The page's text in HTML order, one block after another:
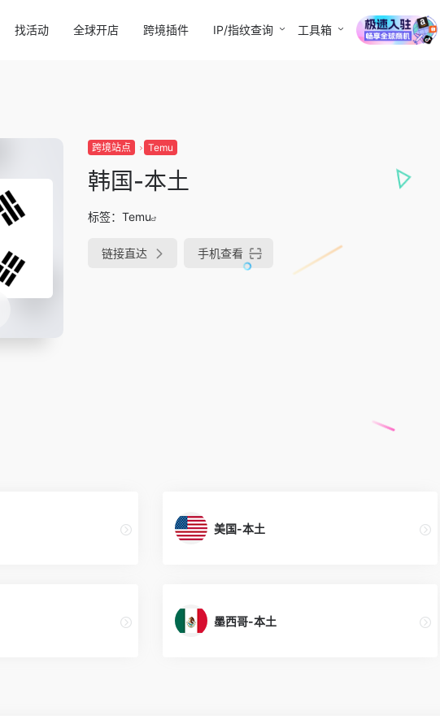
找活动 全球开店 跨境插件 IP/指纹查询 工具箱
跨境站点 Temu
韩国-本土
标签： Temu
链接直达 手机查看
美国-本土
墨西哥-本土